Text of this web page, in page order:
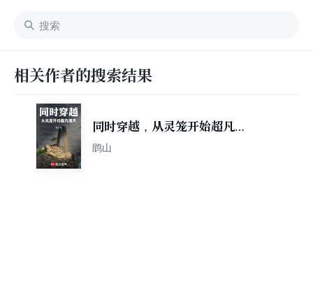
相关作者的搜索结果
同时穿越，从灵笼开始超凡诸
天
鹍山